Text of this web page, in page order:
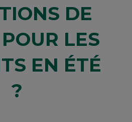
DE
LES
EN ÉTÉ
?